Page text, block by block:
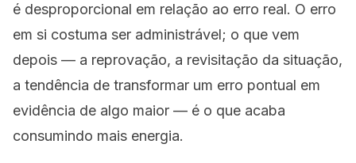
é desproporcional em relação ao erro real. O erro
em si costuma ser administrável; o que vem
depois — a reprovação, a revisitação da situação,
a tendência de transformar um erro pontual em
evidência de algo maior — é o que acaba
consumindo mais energia.